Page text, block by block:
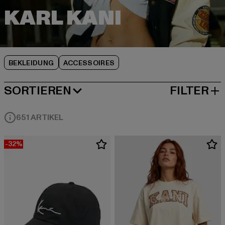
BEKLEIDUNG ACCESSOIRES
SORTIEREN
BELIEBTESTE FILTER
651 ARTIKEL
-32%